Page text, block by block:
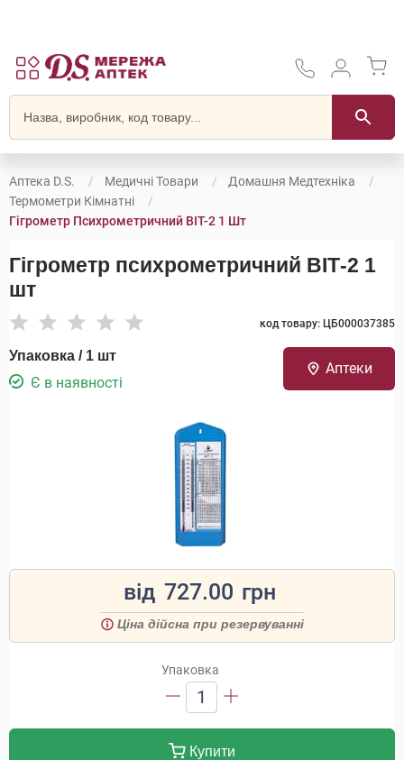
Аптека D.S. Медичні Товари
Домашня Медтехніка
Термометри Кімнатні
Гігрометр Психрометричний ВІТ-2 1 Шт
Гігрометр психрометричний ВІТ-2 1
шт
код товару: ЦБ000037385
Упаковка / 1 шт
Є в наявності
Аптеки
від 727.00 грн
Ціна дійсна при резервуванні
Упаковка
1
Купити